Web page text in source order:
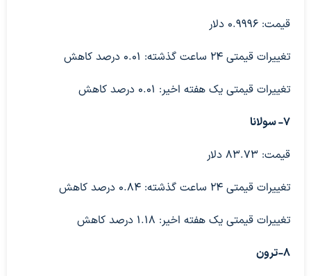
قیمت: ۰.۹۹۹۶ دلار
تغییرات قیمتی ۲۴ ساعت گذشته: ۰.۰۱ درصد کاهش
تغییرات قیمتی یک هفته اخیر: ۰.۰۱ درصد کاهش
۷- سولانا
قیمت: ۸۳.۷۳ دلار
تغییرات قیمتی ۲۴ ساعت گذشته: ۰.۸۴ درصد کاهش
تغییرات قیمتی یک هفته اخیر: ۱.۱۸ درصد کاهش
۸-ترون